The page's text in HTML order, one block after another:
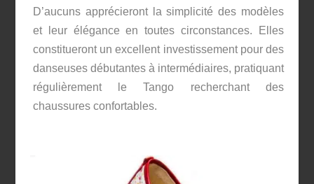
D’aucuns apprécieront la simplicité des modèles
et leur élégance en toutes circonstances. Elles
constitueront un excellent investissement pour des
danseuses débutantes à intermédiaires, pratiquant
régulièrement le Tango recherchant des
chaussures confortables.